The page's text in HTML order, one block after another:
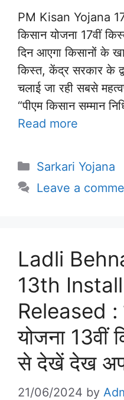
PM Kisan Yojana
किसान योजना 17वीं
दिन आएगा किसानों के
किस्त, केंद्र सरकार के
चलाई जा रही सबसे
“पीएम किसान सम्मान
Read more
Categories
Sarkari Yojana
Leave a
Ladli
13th
Released :
योजना 13वीं
से देखें देख
21/06/2024 by